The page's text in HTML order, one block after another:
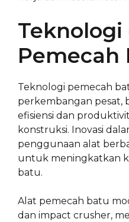
Pemecah
Teknologi pemecah
perkembangan pesat,
efisiensi dan
konstruksi. Inovasi
penggunaan alat
untuk meningkatkan
batu.
Alat pemecah batu
dan impact crusher,